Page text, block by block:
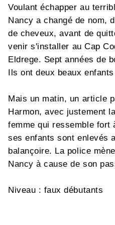
Voulant échapper au
Nancy a changé de nom,
de cheveux, avant de
venir s'installer au Cap
Eldrege. Sept années de
Ils ont deux beaux
Mais un matin, un article
Harmon, avec justement
femme qui ressemble fort
ses enfants sont enlevés
balançoire. La police
Nancy à cause de son
Niveau : faux débutants